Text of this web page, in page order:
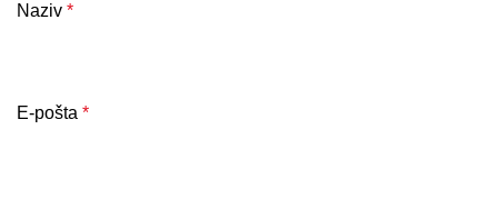
Naziv *
E-pošta *